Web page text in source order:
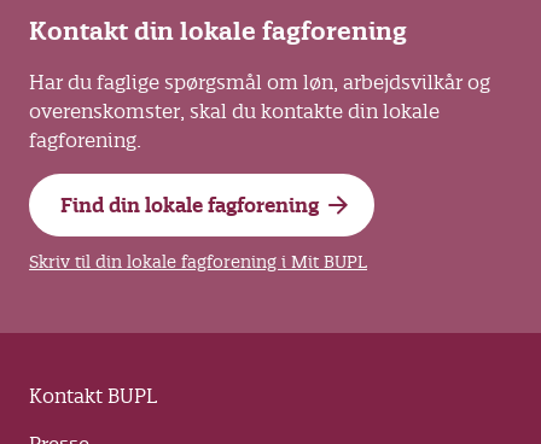
Kontakt din lokale fagforening
Har du faglige spørgsmål om løn, arbejdsvilkår og
overenskomster, skal du kontakte din lokale
fagforening.
Find din lokale fagforening
Skriv til din lokale fagforening i Mit BUPL
Kontakt BUPL